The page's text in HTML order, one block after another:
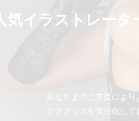
人気イラストレー
みなさまのご支援によ
デアグッズを実現化し